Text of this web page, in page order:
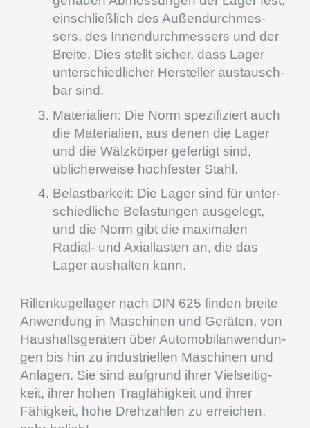
einschließ­lich des Außen­durch­mes­
sers, des Innen­durch­mes­sers und der
Breite. Dies stellt sicher, dass Lager
unter­schied­li­cher Herstel­ler austausch­
bar sind.
Materia­lien: Die Norm spezi­fi­ziert auch
die Materia­lien, aus denen die Lager
und die Wälzkör­per gefer­tigt sind,
üblicher­weise hochfes­ter Stahl.
Belast­bar­keit: Die Lager sind für unter­
schied­li­che Belas­tun­gen ausge­legt,
und die Norm gibt die maxima­len
Radial- und Axial­las­ten an, die das
Lager aushal­ten kann.
Rillen­ku­gel­la­ger nach DIN 625 finden breite
Anwen­dung in Maschi­nen und Geräten, von
Haushalts­ge­rä­ten über Automo­bil­an­wen­dun­
gen bis hin zu indus­tri­el­len Maschi­nen und
Anlagen. Sie sind aufgrund ihrer Vielsei­tig­
keit, ihrer hohen Tragfä­hig­keit und ihrer
Fähig­keit, hohe Drehzah­len zu errei­chen,